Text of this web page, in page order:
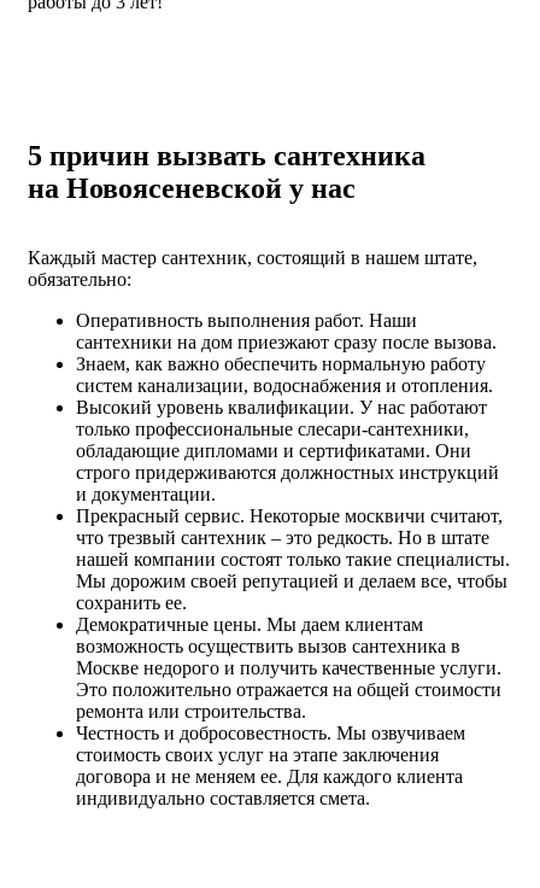
5 причин вызвать сантехника
на Новоясеневской у нас
Каждый мастер сантехник, состоящий в нашем штате,
обязательно:
Оперативность выполнения работ. Наши
сантехники на дом приезжают сразу после вызова.
Знаем, как важно обеспечить нормальную работу
систем канализации, водоснабжения и отопления.
Высокий уровень квалификации. У нас работают
только профессиональные слесари-сантехники,
обладающие дипломами и сертификатами. Они
строго придерживаются должностных инструкций
и документации.
Прекрасный сервис. Некоторые москвичи считают,
что трезвый сантехник – это редкость. Но в штате
нашей компании состоят только такие специалисты.
Мы дорожим своей репутацией и делаем все, чтобы
сохранить ее.
Демократичные цены. Мы даем клиентам
возможность осуществить вызов сантехника в
Москве недорого и получить качественные услуги.
Это положительно отражается на общей стоимости
ремонта или строительства.
Честность и добросовестность. Мы озвучиваем
стоимость своих услуг на этапе заключения
договора и не меняем ее. Для каждого клиента
индивидуально составляется смета.